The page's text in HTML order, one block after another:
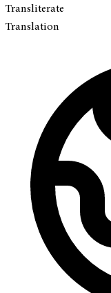
Transliterate
Translation